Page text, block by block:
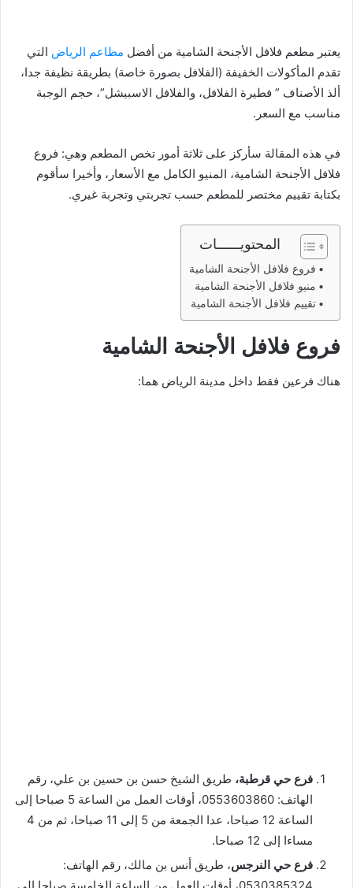
يعتبر مطعم فلافل الأجنحة الشامية من أفضل مطاعم الرياض التي
تقدم المأكولات الخفيفة (الفلافل بصورة خاصة) بطريقة نظيفة جدا،
ألذ الأصناف ” فطيرة الفلافل، والفلافل الاسبيشل”، حجم الوجبة
مناسب مع السعر.
في هذه المقالة سأركز على ثلاثة أمور تخص المطعم وهي: فروع
فلافل الأجنحة الشامية، المنيو الكامل مع الأسعار، وأخيرا سأقوم
بكتابة تقييم مختصر للمطعم حسب تجربتي وتجربة غيري.
المحتويــــــات
فروع فلافل الأجنحة الشامية
منيو فلافل الأجنحة الشامية
تقييم فلافل الأجنحة الشامية
فروع فلافل الأجنحة الشامية
هناك فرعين فقط داخل مدينة الرياض هما:
فرع حي قرطبة، طريق الشيخ حسن بن حسين بن علي، رقم
الهاتف: 0553603860، أوقات العمل من الساعة 5 صباحا إلى
الساعة 12 صباحا، عدا الجمعة من 5 إلى 11 صباحا، ثم من 4
مساءا إلى 12 صباحا.
فرع حي النرجس، طريق أنس بن مالك، رقم الهاتف:
0530385324، أوقات العمل من الساعة الخامسة صباحا إلى